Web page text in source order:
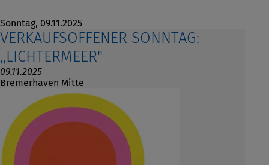
Sonntag, 09.11.2025
VERKAUFSOFFENER SONNTAG:
,,LICHTERMEER"
09.11.2025
Bremerhaven Mitte